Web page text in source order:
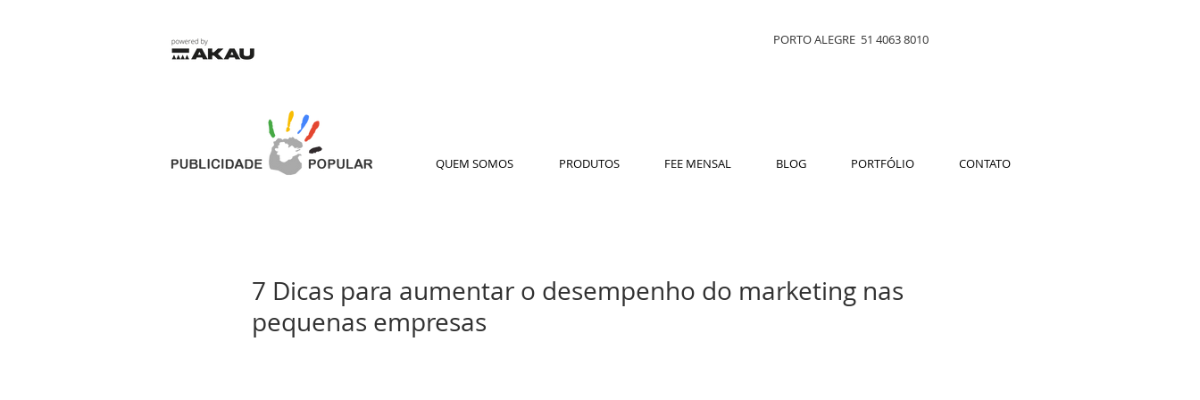
PORTO ALEGRE 51 4063 8010
QUEM SOMOS PRODUTOS FEE MENSAL BLOG PORTFÓLIO CONTATO
7 Dicas para aumentar o desempenho do marketing nas
pequenas empresas